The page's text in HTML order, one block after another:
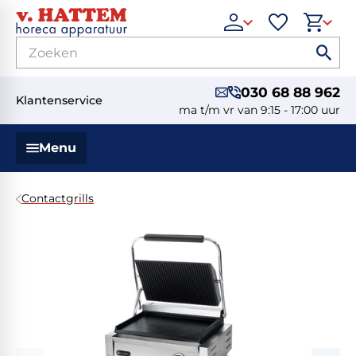
Klantenservice 030 68 88 962
ma t/m vr van 9:15 - 17:00 uur
Menu
Contactgrills